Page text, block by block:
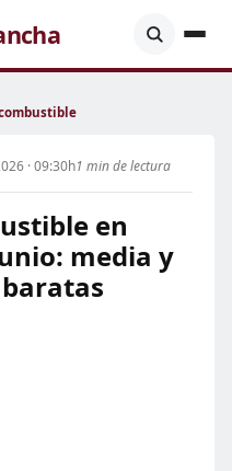
· 09:30h1 min de lectura
en
media y